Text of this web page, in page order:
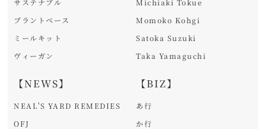
サステナブル
プラントベース
ミールキット
ヴィーガン
【NEWS】
NEAL'S YARD REMEDIES
OFJ
Michiaki Tokue
Momoko Kohgi
Satoka Suzuki
Taka Yamaguchi
【BIZ】
あ行
か行